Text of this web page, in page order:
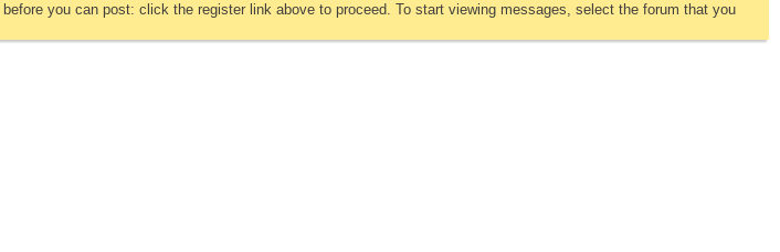
before you can post: click the register link above to proceed. To start viewing messages, select the forum that you